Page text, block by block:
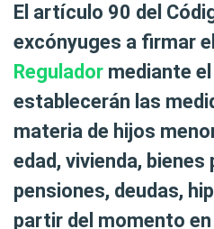
El artículo 90 del
excónyuges a firmar el
Regulador mediante
establecerán las
materia de hijos
edad, vivienda,
pensiones, deudas,
partir del momento